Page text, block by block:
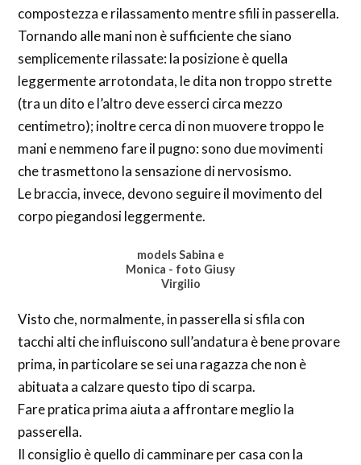
compostezza e rilassamento mentre sfili in passerella.
Tornando alle mani non è sufficiente che siano
semplicemente rilassate: la posizione è quella
leggermente arrotondata, le dita non troppo strette
(tra un dito e l’altro deve esserci circa mezzo
centimetro); inoltre cerca di non muovere troppo le
mani e nemmeno fare il pugno: sono due movimenti
che trasmettono la sensazione di nervosismo.
Le braccia, invece, devono seguire il movimento del
corpo piegandosi leggermente.
models Sabina e
Monica - foto Giusy
Virgilio
Visto che, normalmente, in passerella si sfila con
tacchi alti che influiscono sull’andatura è bene provare
prima, in particolare se sei una ragazza che non è
abituata a calzare questo tipo di scarpa.
Fare pratica prima aiuta a affrontare meglio la
passerella.
Il consiglio è quello di camminare per casa con la